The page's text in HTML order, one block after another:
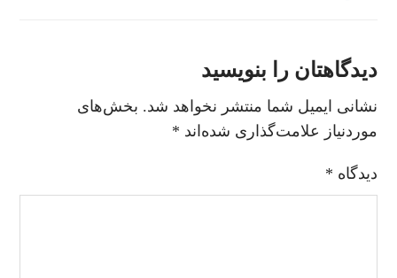
دیدگاهتان را بنویسید
نشانی ایمیل شما منتشر نخواهد شد. بخش‌های
موردنیاز علامت‌گذاری شده‌اند *
دیدگاه *